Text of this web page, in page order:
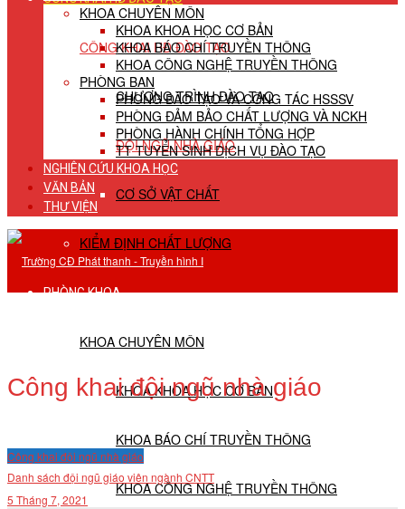
CÔNG KHAI HĐ ĐÀO TẠO
CHƯƠNG TRÌNH ĐÀO TẠO
ĐỘI NGŨ NHÀ GIÁO
CƠ SỞ VẬT CHẤT
KIỂM ĐỊNH CHẤT LƯỢNG
PHÒNG KHOA
KHOA CHUYÊN MÔN
KHOA KHOA HỌC CƠ BẢN
KHOA BÁO CHÍ TRUYỀN THÔNG
KHOA CÔNG NGHỆ TRUYỀN THÔNG
KHOA CHUYÊN MÔN
KHOA KHOA HỌC CƠ BẢN
KHOA BÁO CHÍ TRUYỀN THÔNG
KHOA CÔNG NGHỆ TRUYỀN THÔNG
PHÒNG BAN
PHÒNG ĐÀO TẠO VÀ CÔNG TÁC HSSSV
PHÒNG ĐẢM BẢO CHẤT LƯỢNG VÀ NCKH
PHÒNG HÀNH CHÍNH TỔNG HỢP
TT TUYỂN SINH DỊCH VỤ ĐÀO TẠO
NGHIÊN CỨU KHOA HỌC
VĂN BẢN
THƯ VIỆN
Công khai đội ngũ nhà giáo
Công khai đội ngũ nhà giáo
Danh sách đội ngũ giáo viên ngành CNTT
5 Tháng 7, 2021